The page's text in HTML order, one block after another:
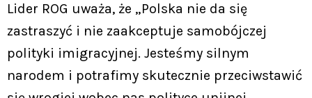
Lider ROG uważa, że „Polska nie da się
zastraszyć i nie zaakceptuje samobójczej
polityki imigracyjnej. Jesteśmy silnym
narodem i potrafimy skutecznie przeciwstawić